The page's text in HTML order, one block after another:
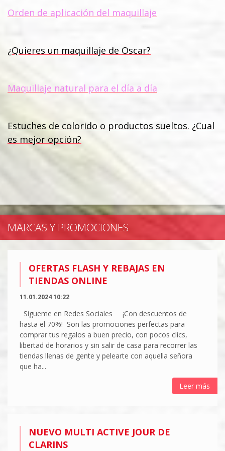
Orden de aplicación del maquillaje
¿Quieres un maquillaje de Oscar?
Maquillaje natural para el día a día
Estuches de colorido o productos sueltos. ¿Cual
es mejor opción?
MARCAS Y PROMOCIONES
OFERTAS FLASH Y REBAJAS EN
TIENDAS ONLINE
11.01.2024 10:22
Sigueme en Redes Sociales ¡Con descuentos de
hasta el 70%! Son las promociones perfectas para
comprar tus regalos a buen precio, con pocos clics,
libertad de horarios y sin salir de casa para recorrer las
tiendas llenas de gente y pelearte con aquella señora
que ha...
Leer más
NUEVO MULTI ACTIVE JOUR DE
CLARINS